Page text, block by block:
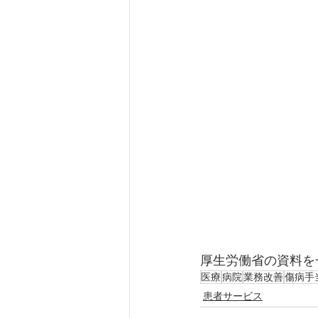
厚生労働省の資料
医療病院業務改善傷病手
患者サービス